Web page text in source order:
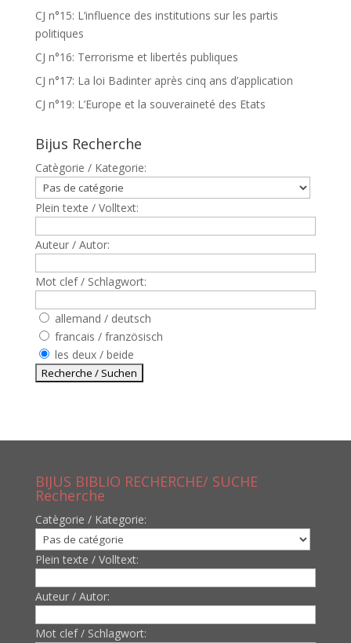
CJ n°15: L’influence des institutions sur les partis
politiques
CJ n°16: Terrorisme et libertés publiques
CJ n°17: La loi Badinter après cinq ans d’application
CJ n°19: L’Europe et la souveraineté des Etats
Bijus Recherche
Catègorie / Kategorie:
Plein texte / Volltext:
Auteur / Autor:
Mot clef / Schlagwort:
allemand / deutsch
francais / französisch
les deux / beide
BIJUS BIBLIO RECHERCHE/ SUCHE
Recherche
Catègorie / Kategorie:
Plein texte / Volltext:
Auteur / Autor:
Mot clef / Schlagwort: